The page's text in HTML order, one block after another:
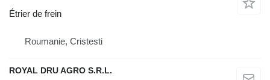
Étrier de frein
Roumanie, Cristesti
ROYAL DRU AGRO S.R.L.